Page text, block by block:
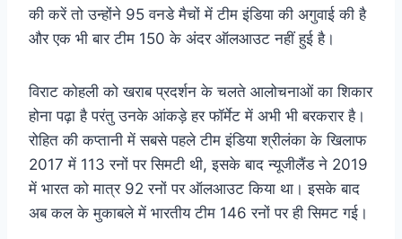
की करें तो उन्होंने 95 वनडे मैचों में टीम इंडिया की अगुवाई की है
और एक भी बार टीम 150 के अंदर ऑलआउट नहीं हुई है।
विराट कोहली को खराब प्रदर्शन के चलते आलोचनाओं का शिकार
होना पढ़ा है परंतु उनके आंकड़े हर फॉर्मेट में अभी भी बरकरार है।
रोहित की कप्तानी में सबसे पहले टीम इंडिया श्रीलंका के खिलाफ
2017 में 113 रनों पर सिमटी थी, इसके बाद न्यूजीलैंड ने 2019
में भारत को मात्र 92 रनों पर ऑलआउट किया था। इसके बाद
अब कल के मुकाबले में भारतीय टीम 146 रनों पर ही सिमट गई।